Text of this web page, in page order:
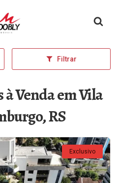
inicial
Filtrar
Venda em Vila
RS
Exclusivo